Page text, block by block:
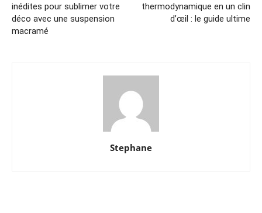
inédites pour sublimer votre
déco avec une suspension
macramé
thermodynamique en un clin
d’œil : le guide ultime
Stephane